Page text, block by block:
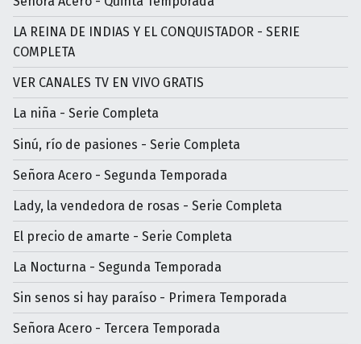
LA REINA DE INDIAS Y EL CONQUISTADOR - SERIE
COMPLETA
VER CANALES TV EN VIVO GRATIS
La niña - Serie Completa
Sinú, río de pasiones - Serie Completa
Señora Acero - Segunda Temporada
Lady, la vendedora de rosas - Serie Completa
El precio de amarte - Serie Completa
La Nocturna - Segunda Temporada
Sin senos si hay paraíso - Primera Temporada
Señora Acero - Tercera Temporada